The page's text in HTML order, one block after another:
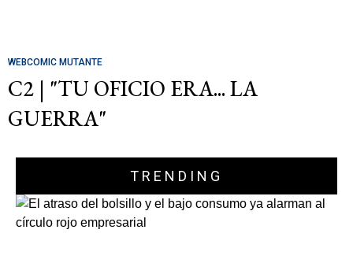
WEBCOMIC MUTANTE
C2 | "TU OFICIO ERA... LA
GUERRA"
TRENDING